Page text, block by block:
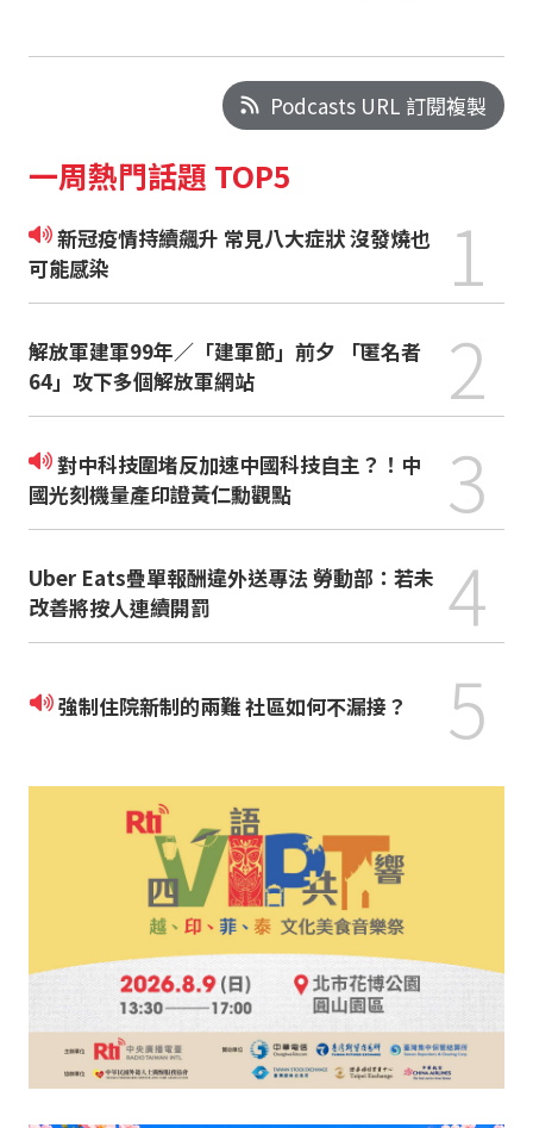
Podcasts URL 訂閱複製
一周熱門話題 TOP5
新冠疫情持續飆升 常見八大症狀 沒發燒也
可能感染
1
解放軍建軍99年／「建軍節」前夕 「匿名者
64」攻下多個解放軍網站
2
對中科技圍堵反加速中國科技自主？！中
國光刻機量產印證黃仁勳觀點
3
Uber Eats疊單報酬違外送專法 勞動部：若未
改善將按人連續開罰
4
強制住院新制的兩難 社區如何不漏接？ 5